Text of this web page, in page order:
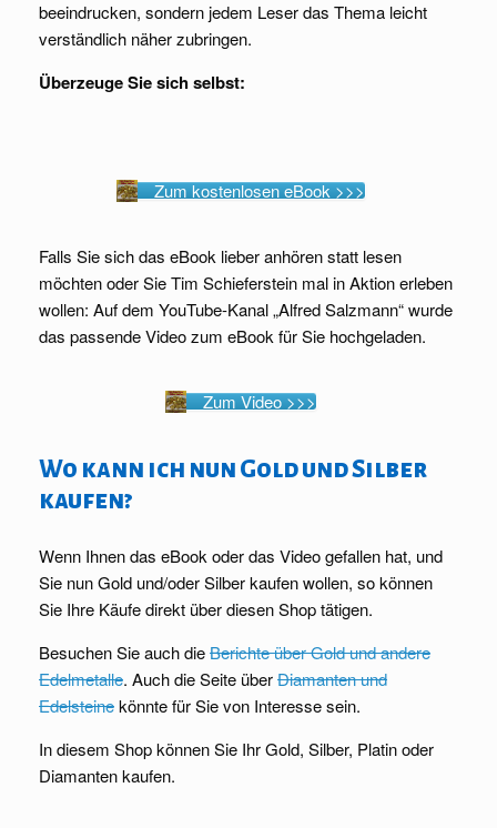
beeindrucken, sondern jedem Leser das Thema leicht
verständlich näher zubringen.
Überzeuge Sie sich selbst:
Zum kostenlosen eBook >>>
Falls Sie sich das eBook lieber anhören statt lesen
möchten oder Sie Tim Schieferstein mal in Aktion erleben
wollen: Auf dem YouTube-Kanal „Alfred Salzmann“ wurde
das passende Video zum eBook für Sie hochgeladen.
Zum Video >>>
Wo kann ich nun Gold und Silber
kaufen?
Wenn Ihnen das eBook oder das Video gefallen hat, und
Sie nun Gold und/oder Silber kaufen wollen, so können
Sie Ihre Käufe direkt über diesen Shop tätigen.
Besuchen Sie auch dieBerichte über Gold und andere
Edelmetalle. Auch die Seite überDiamanten und
Edelsteinekönnte für Sie von Interesse sein.
In diesem Shop können Sie Ihr Gold, Silber, Platin oder
Diamanten kaufen.